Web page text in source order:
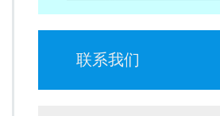
联系我们